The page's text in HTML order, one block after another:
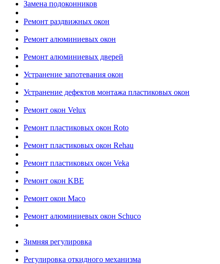
Замена подоконников
Ремонт раздвижных окон
Ремонт алюминиевых окон
Ремонт алюминиевых дверей
Устранение запотевания окон
Устранение дефектов монтажа пластиковых окон
Ремонт окон Velux
Ремонт пластиковых окон Roto
Ремонт пластиковых окон Rehau
Ремонт пластиковых окон Veka
Ремонт окон KBE
Ремонт окон Maco
Ремонт алюминиевых окон Schuco
Зимняя регулировка
Регулировка откидного механизма